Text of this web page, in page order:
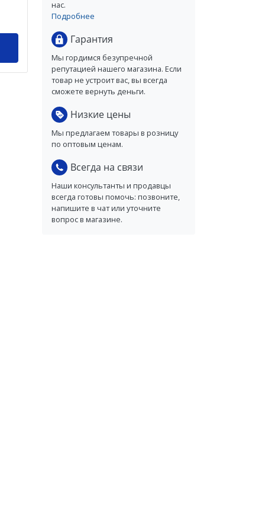
нас.
Подробнее
Гарантия
Мы гордимся безупречной
репутацией нашего магазина. Если
товар не устроит вас, вы всегда
сможете вернуть деньги.
Низкие цены
Мы предлагаем товары в розницу
по оптовым ценам.
Всегда на связи
Наши консультанты и продавцы
всегда готовы помочь: позвоните,
напишите в чат или уточните
вопрос в магазине.